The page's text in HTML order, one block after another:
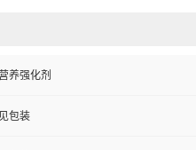
营养强化剂
见包装